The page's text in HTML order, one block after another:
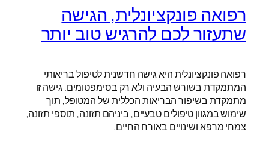
רפואה פונקציונלית, הגישה
שתעזור לכם להרגיש טוב יותר
רפואה פונקציונלית היא גישה חדשנית לטיפול בריאותי
המתמקדת בשורש הבעיה ולא רק בסימפטומים. גישה זו
מתמקדת בשיפור הבריאות הכללית של המטופל, תוך
שימוש במגוון טיפולים טבעיים, ביניהם תזונה, תוספי תזונה,
צמחי מרפא ושינויים באורח החיים.